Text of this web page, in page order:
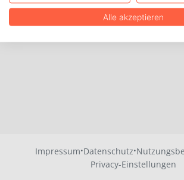
Impressum·Datenschutz·
Privacy-Einstellungen
Alle akzeptieren